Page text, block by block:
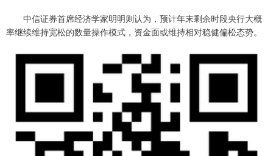
中信证券首席经济学家明明则认为，预计年末剩余时段央行大概
率继续维持宽松的数量操作模式，资金面或维持相对稳健偏松态势。